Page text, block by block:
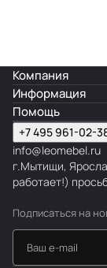
Компания
Информация
Помощь
+7 495 961-02-
info@leomebel.ru
г.Мытищи,
работает!)
Подписаться на